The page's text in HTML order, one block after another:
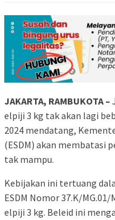
JAKARTA, RAMBUKOTA –
elpiji 3 kg tak akan lagi
2024 mendatang,
(ESDM) akan membatasi
tak mampu.
Kebijakan ini tertuang
ESDM Nomor 37.K/
elpiji 3 kg. Beleid ini